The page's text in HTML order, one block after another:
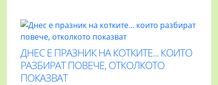
ДНЕС Е ПРАЗНИК НА КОТКИТЕ... КОИТО
РАЗБИРАТ ПОВЕЧЕ, ОТКОЛКОТО
ПОКАЗВАТ